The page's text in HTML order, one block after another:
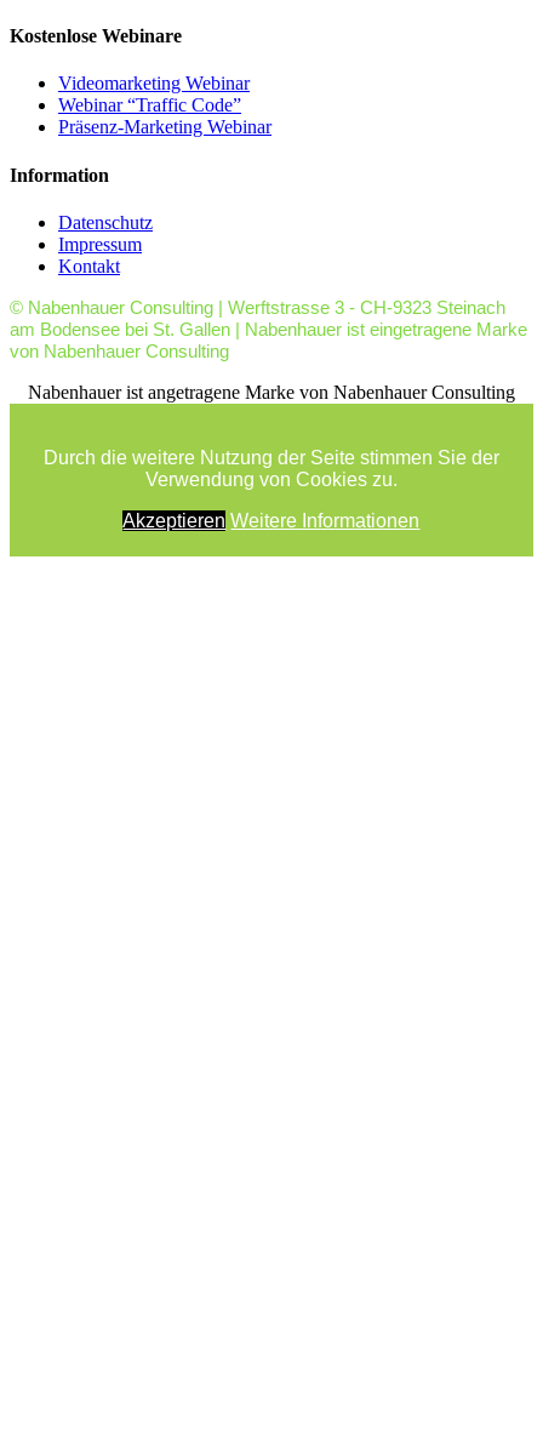
Kostenlose Webinare
Videomarketing Webinar
Webinar “Traffic Code”
Präsenz-Marketing Webinar
Information
Datenschutz
Impressum
Kontakt
© Nabenhauer Consulting | Werftstrasse 3 - CH-9323 Steinach
am Bodensee bei St. Gallen | Nabenhauer ist eingetragene Marke
von Nabenhauer Consulting
facebook
youtube
rssNabenhauer ist angetragene Marke von Nabenhauer Consulting
Durch die weitere Nutzung der Seite stimmen Sie der
Verwendung von Cookies zu.
Akzeptieren Weitere Informationen